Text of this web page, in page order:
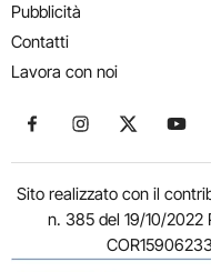
Pubblicità
Contatti
Lavora con noi
Seguici su Facebook
Seguici suSeguici su
Sito realizzato con il
n. 385 del 19/10/2022